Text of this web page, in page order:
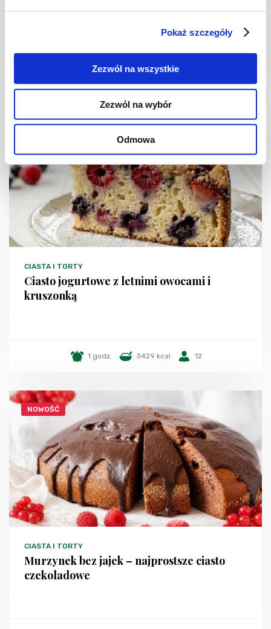
Pokaż szczegóły
Zezwól na wszystkie
Zezwól na wybór
Odmowa
frużeliną
4954 kcal
CIASTA I TORTY
Ciasto jogurtowe z letnimi owocami i
kruszonką
1 godz. 3429 kcal 12
NOWOŚĆ
CIASTA I TORTY
Murzynek bez jajek – najprostsze ciasto
czekoladowe